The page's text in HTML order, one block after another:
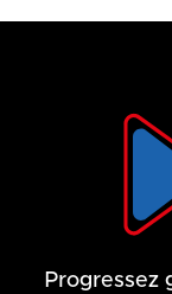
Progressez